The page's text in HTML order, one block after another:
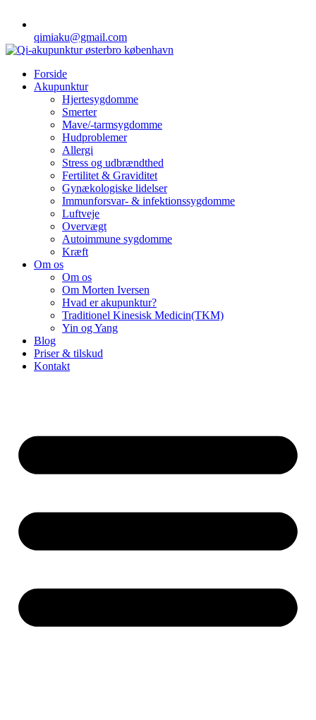
qimiaku@gmail.com
Forside
Akupunktur
Hjertesygdomme
Smerter
Mave/-tarmsygdomme
Hudproblemer
Allergi
Stress og udbrændthed
Fertilitet & Graviditet
Gynækologiske lidelser
Immunforsvar- & infektionssygdomme
Luftveje
Overvægt
Autoimmune sygdomme
Kræft
Om os
Om os
Om Morten Iversen
Hvad er akupunktur?
Traditionel Kinesisk Medicin(TKM)
Yin og Yang
Blog
Priser & tilskud
Kontakt